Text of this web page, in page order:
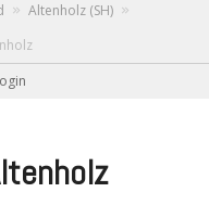
Altenholz (SH)